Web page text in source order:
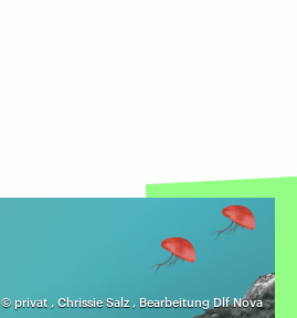
© privat , Chrissie Salz , Bearbeitung Dlf Nova